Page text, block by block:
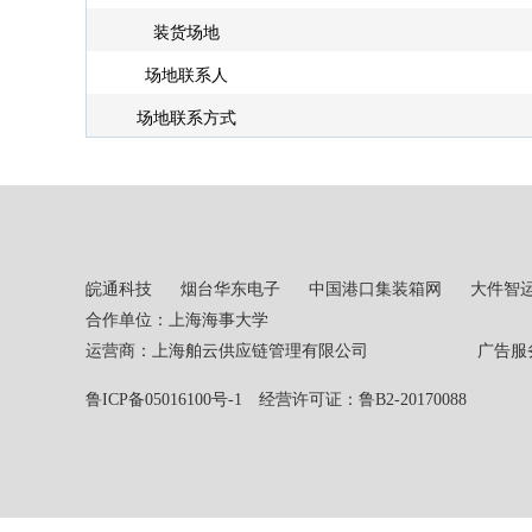
装货场地
场地联系人
场地联系方式
皖通科技 烟台华东电子 中国港口集装箱网
大件智
合作单位：上海海事大学
运营商：上海舶云供应链管理有限公司 广告服务热
鲁ICP备05016100号-1 经营许可证：鲁B2-20170088